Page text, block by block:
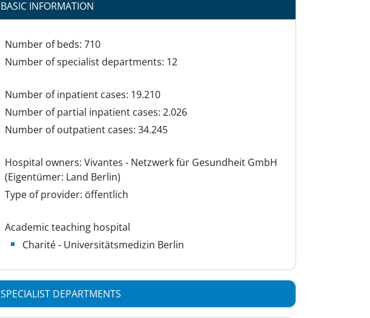
BASIC INFORMATION
Number of beds: 710
Number of specialist departments: 12
Number of inpatient cases: 19.210
Number of partial inpatient cases: 2.026
Number of outpatient cases: 34.245
Hospital owners: Vivantes - Netzwerk für Gesundheit GmbH
(Eigentümer: Land Berlin)
Type of provider: öffentlich
Academic teaching hospital
Charité - Universitätsmedizin Berlin
SPECIALIST DEPARTMENTS